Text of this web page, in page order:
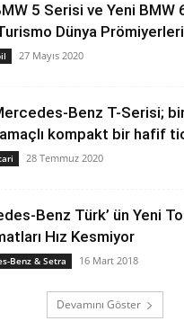
5 Serisi ve Yeni BMW
Dünya
27 Mayıs 2020
Benz T-Serisi;
kompakt bir hafif
28 Temmuz 2020
Benz Türk’ ün Yeni
Hız Kesmiyor
Benz & Setra 16 Mart 2018
Devamını Göster